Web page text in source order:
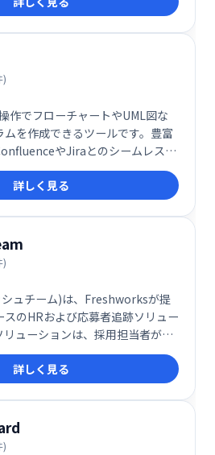
)
作でフローチャートやUML図な
ムを作成できるツールです。豊富
やJiraとのシームレスな
コラボレーションを加速し、アイ
できます。Atlassianエコシステム
、スムーズなワークフローを実現
詳しく見る
)
ュチーム)は、Freshworksが提
のHRおよび応募者追跡ソリュー
ューションは、採用担当者が候
面接、採用するのに役立ちます。
詳しく見る
)